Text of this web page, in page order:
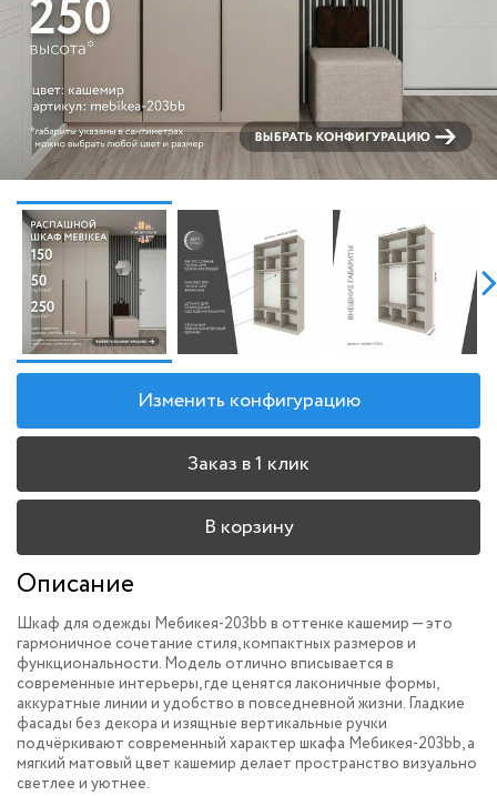
Изменить конфигурацию
Заказ в 1 клик
В корзину
Описание
Шкаф для одежды Мебикея-203bb в оттенке кашемир — это
гармоничное сочетание стиля, компактных размеров и
функциональности. Модель отлично вписывается в
современные интерьеры, где ценятся лаконичные формы,
аккуратные линии и удобство в повседневной жизни. Гладкие
фасады без декора и изящные вертикальные ручки
подчёркивают современный характер шкафа Мебикея-203bb, а
мягкий матовый цвет кашемир делает пространство визуально
светлее и уютнее.